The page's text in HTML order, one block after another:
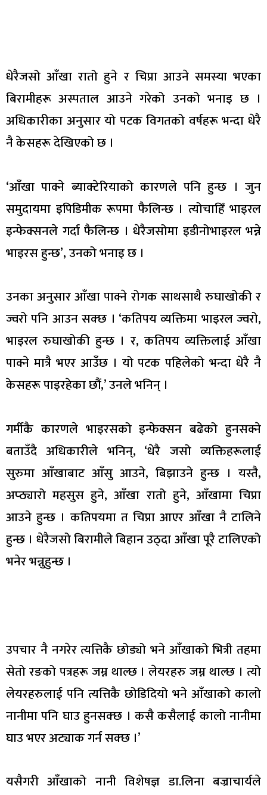
धेरैजसो आँखा रातो हुने र चिप्रा आउने समस्या भएका
बिरामीहरू अस्पताल आउने गरेको उनको भनाइ छ ।
अधिकारीका अनुसार यो पटक विगतको वर्षहरू भन्दा धेरै
नै केसहरू देखिएको छ ।
‘आँखा पाक्ने ब्याक्टेरियाको कारणले पनि हुन्छ । जुन
समुदायमा इपिडिमीक रूपमा फैलिन्छ । त्योचाहिँ भाइरल
इन्फेक्सनले गर्दा फैलिन्छ । धेरैजसोमा इडीनोभाइरल भन्ने
भाइरस हुन्छ’, उनको भनाइ छ ।
उनका अनुसार आँखा पाक्ने रोगक साथसाथै रुघाखोकी र
ज्वरो पनि आउन सक्छ । ‘कतिपय व्यक्तिमा भाइरल ज्वरो,
भाइरल रुघाखोकी हुन्छ । र, कतिपय व्यक्तिलाई आँखा
पाक्ने मात्रै भएर आउँछ । यो पटक पहिलेको भन्दा धेरै नै
केसहरू पाइरहेका छौं,’ उनले भनिन् ।
गर्मीकै कारणले भाइरसको इन्फेक्सन बढेको हुनसक्ने
बताउँदै अधिकारीले भनिन्, ‘धेरै जसो व्यक्तिहरूलाई
सुरुमा आँखाबाट आँसु आउने, बिझाउने हुन्छ । यस्तै,
अप्ठ्यारो महसुस हुने, आँखा रातो हुने, आँखामा चिप्रा
आउने हुन्छ । कतिपयमा त चिप्रा आएर आँखा नै टालिने
हुन्छ । धेरैजसो बिरामीले बिहान उठ्दा आँखा पूरै टालिएको
भनेर भन्नुहुन्छ ।
उपचार नै नगरेर त्यत्तिकै छोड्यो भने आँखाको भित्री तहमा
सेतो रङको पत्रहरू जम्न थाल्छ । लेयरहरु जम्न थाल्छ । त्यो
लेयरहरुलाई पनि त्यत्तिकै छोडिदियो भने आँखाको कालो
नानीमा पनि घाउ हुनसक्छ । कसै कसैलाई कालो नानीमा
घाउ भएर अट्याक गर्न सक्छ ।’
यसैगरी आँखाको नानी विशेषज्ञ डा.लिना बज्राचार्यले